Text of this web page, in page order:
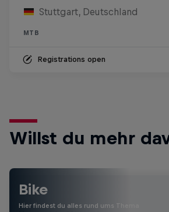
Stuttgart, Deutschland
MTB
Registrations open
Willst du mehr
Bike
Hier findest du alles rund ums Thema